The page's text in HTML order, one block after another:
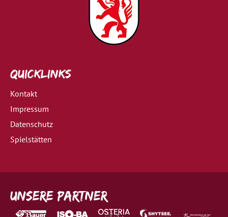
Quicklinks
Kontakt
Impressum
Datenschutz
Spielstätten
Unsere Partner